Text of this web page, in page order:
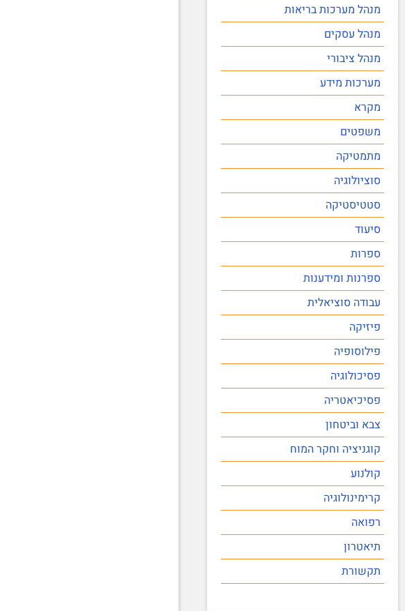
מנהל מערכות בריאות
מנהל עסקים
מנהל ציבורי
מערכות מידע
מקרא
משפטים
מתמטיקה
סוציולוגיה
סטטיסטיקה
סיעוד
ספרות
ספרנות ומידענות
עבודה סוציאלית
פיזיקה
פילוסופיה
פסיכולוגיה
פסיכיאטריה
צבא וביטחון
קוגניציה וחקר המוח
קולנוע
קרימינולוגיה
רפואה
תיאטרון
תקשורת